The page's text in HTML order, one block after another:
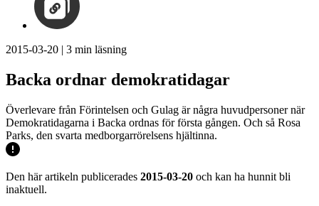
2015-03-20 | 3 min läsning
Backa ordnar demokratidagar
Överlevare från Förintelsen och Gulag är några huvudpersoner när
Demokratidagarna i Backa ordnas för första gången. Och så Rosa
Parks, den svarta medborgarrörelsens hjältinna.
Den här artikeln publicerades 2015-03-20 och kan ha hunnit bli
inaktuell.